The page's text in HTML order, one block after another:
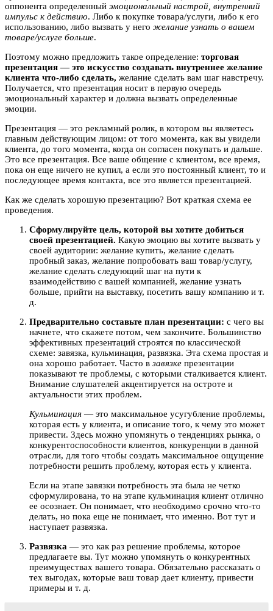
оппонента определенный эмоциональный настрой, внутренний
импульс к действию. Либо к покупке товара/услуги, либо к его
использованию, либо вызвать у него желание узнать о вашем
товаре/услуге больше.
Поэтому можно предложить такое определение: торговая
презентация — это искусство создавать внутреннее желание
клиента что-либо сделать, желание сделать вам шаг навстречу.
Получается, что презентация носит в первую очередь
эмоциональный характер и должна вызвать определенные
эмоции.
Презентация — это рекламный ролик, в котором вы являетесь
главным действующим лицом: от того момента, как вы увидели
клиента, до того момента, когда он согласен покупать и дальше.
Это все презентация. Все ваше общение с клиентом, все время,
пока он еще ничего не купил, а если это постоянный клиент, то и
последующее время контакта, все это является презентацией.
Как же сделать хорошую презентацию? Вот краткая схема ее
проведения.
Сформулируйте цель, которой вы хотите добиться
своей презентацией. Какую эмоцию вы хотите вызвать у
своей аудитории: желание купить, желание сделать
пробный заказ, желание попробовать ваш товар/услугу,
желание сделать следующий шаг на пути к
взаимодействию с вашей компанией, желание узнать
больше, прийти на выставку, посетить вашу компанию и т.
д.
Предварительно составьте план презентации: с чего вы
начнете, что скажете потом, чем закончите. Большинство
эффективных презентаций строятся по классической
схеме: завязка, кульминация, развязка. Эта схема простая и
она хорошо работает. Часто в завязке презентации
показывают те проблемы, с которыми сталкивается клиент.
Внимание слушателей акцентируется на остроте и
актуальности этих проблем.
Кульминация — это максимальное усугубление проблемы,
которая есть у клиента, и описание того, к чему это может
привести. Здесь можно упомянуть о тенденциях рынка, о
конкурентоспособности клиентов, конкуренции в данной
отрасли, для того чтобы создать максимальное ощущение
потребности решить проблему, которая есть у клиента.
Если на этапе завязки потребность эта была не четко
сформулирована, то на этапе кульминация клиент отлично
ее осознает. Он понимает, что необходимо срочно что-то
делать, но пока еще не понимает, что именно. Вот тут и
наступает развязка.
Развязка — это как раз решение проблемы, которое
предлагаете вы. Тут можно упомянуть о конкурентных
преимуществах вашего товара. Обязательно рассказать о
тех выгодах, которые ваш товар дает клиенту, привести
примеры и т. д.